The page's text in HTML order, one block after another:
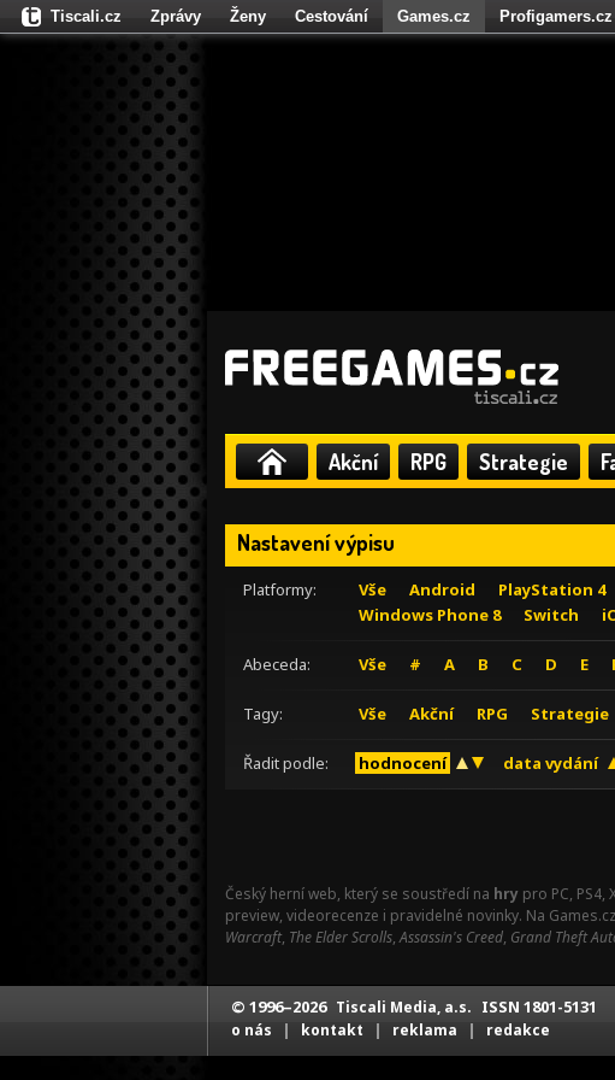
Akční RPG Strategie
Nastavení výpisu
Platformy: Vše Android PlayStation 4
Windows Phone 8
Switch
Abeceda: Vše # A B C D E
Tagy: Vše Akční RPG Strategie
Řadit podle: hodnocení data vydání
Český herní web, který se soustředí na hry pro PC, PS4,
preview, videorecenze i pravidelné novinky. Na
Warcraft, The Elder Scrolls,Assassin's Creed, Grand Theft
Tiscali.cz Zprávy Ženy Cestování Games.cz Profigamers.cz
Fights.cz
© 1996–2026 Tiscali Media, a.s. ISSN 1801-5131
o nás | kontakt | reklama | redakce